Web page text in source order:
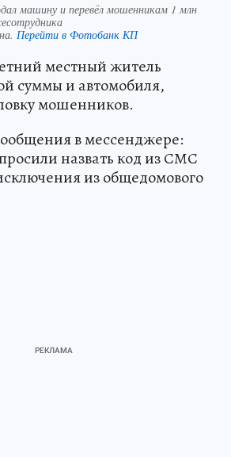
машину и перевёл мошенникам 1 млн
Перейти в Фотобанк КП
местный житель
суммы и автомобиля,
мошенников.
в мессенджере:
назвать код из СМС
из общедомового